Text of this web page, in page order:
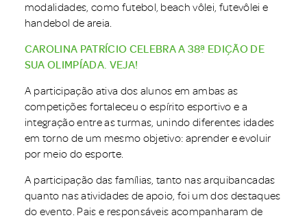
modalidades, como futebol, beach vôlei, futevôlei e
handebol de areia.
CAROLINA PATRÍCIO CELEBRA A 38ª EDIÇÃO DE
SUA OLIMPÍADA. VEJA!
A participação ativa dos alunos em ambas as
competições fortaleceu o espírito esportivo e a
integração entre as turmas, unindo diferentes idades
em torno de um mesmo objetivo: aprender e evoluir
por meio do esporte.
A participação das famílias, tanto nas arquibancadas
quanto nas atividades de apoio, foi um dos destaques
do evento. Pais e responsáveis acompanharam de